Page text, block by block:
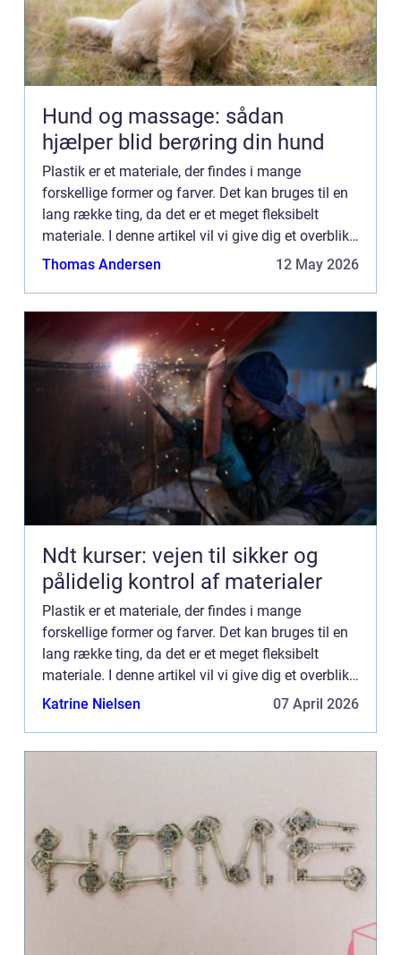
Hund og massage: sådan
hjælper blid berøring din hund
Plastik er et materiale, der findes i mange
forskellige former og farver. Det kan bruges til en
lang række ting, da det er et meget fleksibelt
materiale. I denne artikel vil vi give dig et overblik
over plastik og dens historie samt hvordan det
Thomas Andersen 12 May 2026
Ndt kurser: vejen til sikker og
pålidelig kontrol af materialer
Plastik er et materiale, der findes i mange
forskellige former og farver. Det kan bruges til en
lang række ting, da det er et meget fleksibelt
materiale. I denne artikel vil vi give dig et overblik
over plastik og dens historie samt hvordan det
Katrine Nielsen 07 April 2026